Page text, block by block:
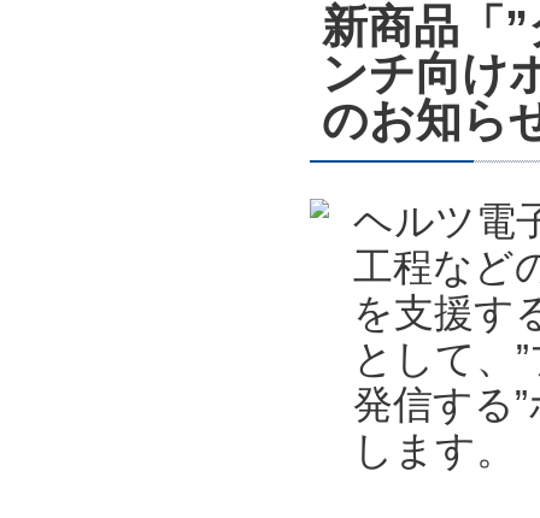
新商品「
ンチ向け
のお知ら
ヘルツ電
工程など
を支援す
として、
発信する
します。